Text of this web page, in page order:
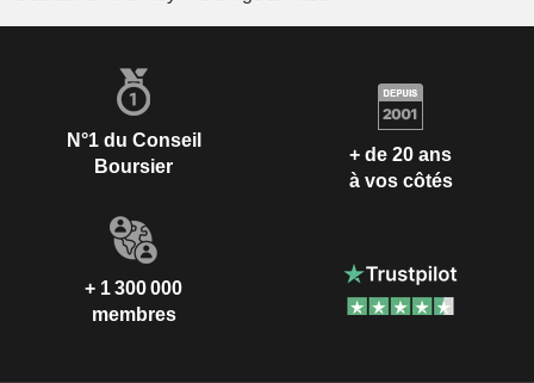
N°1 du Conseil
Boursier
+ de 20 ans
à vos côtés
+ 1 300 000
membres